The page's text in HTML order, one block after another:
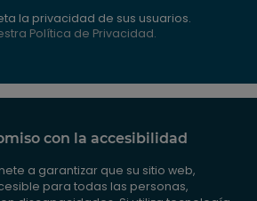
la privacidad de sus usuarios.
Política de Privacidad.
con la accesibilidad
a garantizar que su sitio web,
para todas las personas,